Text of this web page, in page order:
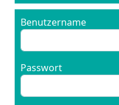
Benutzername
Passwort